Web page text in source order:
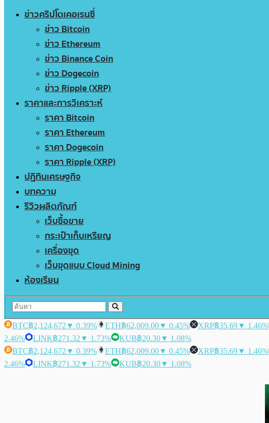
ข่าวคริปโตเคอเรนซี่
ข่าว Bitcoin
ข่าว Ethereum
ข่าว Binance Coin
ข่าว Dogecoin
ข่าว Ripple (XRP)
ราคาและการวิเคราะห์
ราคา Bitcoin
ราคา Ethereum
ราคา Dogecoin
ราคา Ripple (XRP)
ปฏิทินเศรษฐกิจ
บทความ
รีวิวผลิตภัณฑ์
เว็บซื้อขาย
กระเป๋าเก็บเหรียญ
เครื่องขุด
เว็บขุดแบบ Cloud Mining
ห้องเรียน
BTC฿2,124,672 ▼ 0.39% ETH฿62,009.00▼ 0.45% XRP฿35.69▼ 1.46%
2.46%
LINK฿271.32 ▼ 1.73% KUB฿20.30▼ 1.08%
BTC฿2,124,672 ▼ 0.39% ETH฿62,009.00▼ 0.45% XRP฿35.69▼ 1.46%
2.46%
LINK฿271.32 ▼ 1.73% KUB฿20.30▼ 1.08%